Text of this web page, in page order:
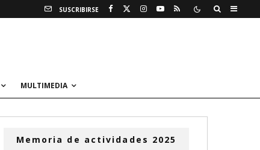
SUSCRIBIRSE
MULTIMEDIA
Memoria de actividades 2025